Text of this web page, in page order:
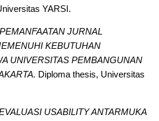
YARSI.
PEMANFAATAN JURNAL
KEBUTUHAN
UNIVERSITAS PEMBANGUNAN
Diploma thesis, Universitas
USABILITY ANTARMUKA